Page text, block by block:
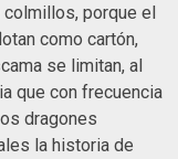
colmillos, porque el
como cartón,
se limitan, al
que con frecuencia
dragones
la historia de